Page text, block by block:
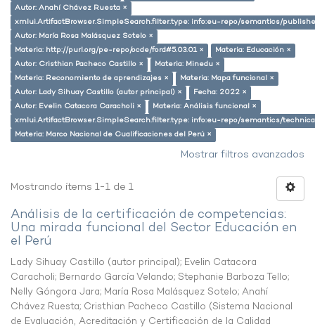
Autor: Anahí Chávez Ruesta ×
xmlui.ArtifactBrowser.SimpleSearch.filter.type: info:eu-repo/semantics/
Autor: María Rosa Malásquez Sotelo ×
Materia: http://purl.org/pe-repo/ocde/ford#5.03.01 ×
Materia: Educación ×
Autor: Cristhian Pacheco Castillo ×
Materia: Minedu ×
Materia: Reconomiento de aprendizajes ×
Materia: Mapa funcional ×
Autor: Lady Sihuay Castillo (autor principal) ×
Fecha: 2022 ×
Autor: Evelin Catacora Caracholi ×
Materia: Análisis funcional ×
xmlui.ArtifactBrowser.SimpleSearch.filter.type: info:eu-repo/semantics/
Materia: Marco Nacional de Cualificaciones del Perú ×
Mostrar filtros avanzados
Mostrando ítems 1-1 de 1
Análisis de la certificación de competencias:
Una mirada funcional del Sector Educación en
el Perú
Lady Sihuay Castillo (autor principal); Evelin Catacora
Caracholi; Bernardo García Velando; Stephanie Barboza Tello;
Nelly Góngora Jara; María Rosa Malásquez Sotelo; Anahí
Chávez Ruesta; Cristhian Pacheco Castillo (Sistema Nacional
de Evaluación, Acreditación y Certificación de la Calidad